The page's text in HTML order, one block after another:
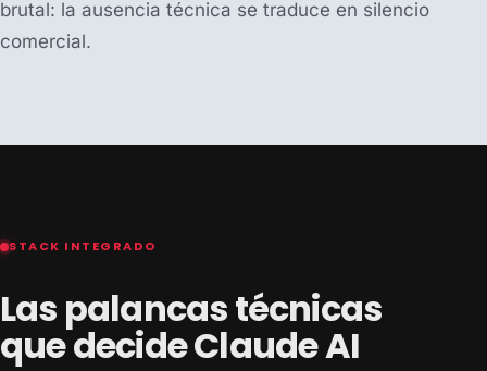
brutal: la ausencia técnica se traduce en silencio
comercial.
STACK INTEGRADO
Las palancas técnicas
que decide Claude AI